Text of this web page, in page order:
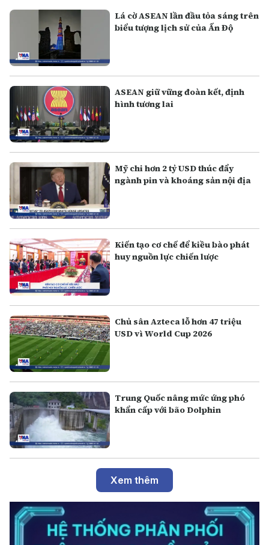
Lá cờ ASEAN lần đầu tỏa sáng trên
biểu tượng lịch sử của Ấn Độ
ASEAN giữ vững đoàn kết, định
hình tương lai
Mỹ chi hơn 2 tỷ USD thúc đẩy
ngành pin và khoáng sản nội địa
Kiến tạo cơ chế để kiều bào phát
huy nguồn lực chiến lược
Chủ sân Azteca lỗ hơn 47 triệu
USD vì World Cup 2026
Trung Quốc nâng mức ứng phó
khẩn cấp với bão Dolphin
Xem thêm